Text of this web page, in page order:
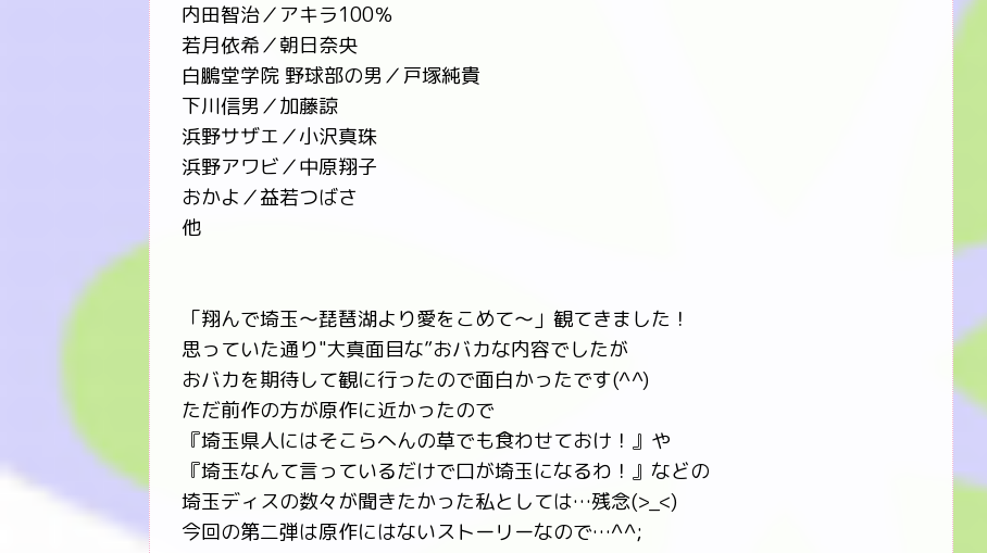
内田智治／アキラ100％
若月依希／朝日奈央
白鵬堂学院 野球部の男／戸塚純貴
下川信男／加藤諒
浜野サザエ／小沢真珠
浜野アワビ／中原翔子
おかよ／益若つばさ
他
「翔んで埼玉～琵琶湖より愛をこめて～」観てきました！
思っていた通り"大真面目な”おバカな内容でしたが
おバカを期待して観に行ったので面白かったです(^^)
ただ前作の方が原作に近かったので
『埼玉県人にはそこらへんの草でも食わせておけ！』や
『埼玉なんて言っているだけで口が埼玉になるわ！』などの
埼玉ディスの数々が聞きたかった私としては…残念(>_<)
今回の第二弾は原作にはないストーリーなので…^^;